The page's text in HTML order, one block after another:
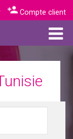
Compte client